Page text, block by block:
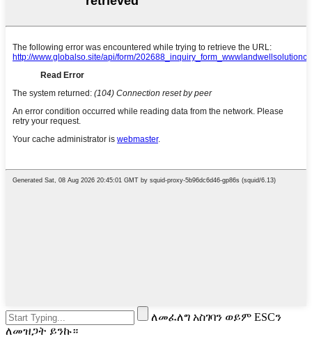
ለመፈለግ አስገባን ወይም ESCን
ለመዝጋት ይንኩ።